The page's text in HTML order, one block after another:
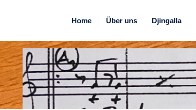
Home Über uns Djingalla